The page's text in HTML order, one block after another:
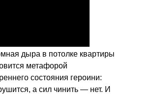
дыра в потолке квартиры
метафорой
состояния героини:
а сил чинить — нет. И